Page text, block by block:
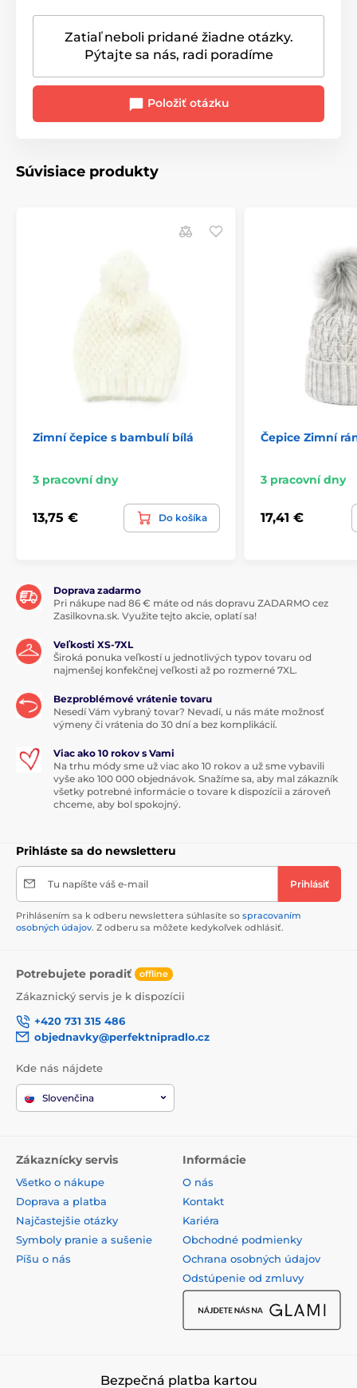
Zatiaľ neboli pridané žiadne otázky.
Pýtajte sa nás, radi poradíme
Položiť otázku
Súvisiace produkty
Zimní čepice s bambulí bílá
3 pracovní dny
13,75 € Do košíka
Čepice Zimní
3 pracovní dny
17,41 €
Doprava zadarmo
Pri nákupe nad 86 € máte od nás dopravu ZADARMO cez
Zasilkovna.sk. Využite tejto akcie, oplatí sa!
Veľkosti XS-7XL
Široká ponuka veľkostí u jednotlivých typov tovaru od
najmenšej konfekčnej veľkosti až po rozmerné 7XL.
Bezproblémové vrátenie tovaru
Nesedí Vám vybraný tovar? Nevadí, u nás máte možnosť
výmeny či vrátenia do 30 dní a bez komplikácií.
Viac ako 10 rokov s Vami
Na trhu módy sme už viac ako 10 rokov a už sme vybavili
vyše ako 100 000 objednávok. Snažíme sa, aby mal zákazník
všetky potrebné informácie o tovare k dispozícii a zároveň
chceme, aby bol spokojný.
Prihláste sa do newsletteru
Tu napíšte váš e-mail Prihlásiť
Prihlásením sa k odberu newslettera súhlasíte so spracovaním
osobných údajov. Z odberu sa môžete kedykoľvek odhlásiť.
Potrebujete poradiť offline
Zákaznický servis je k dispozícii
+420 731 315 486
objednavky@perfektnipradlo.cz
Kde nás nájdete
Slovenčina
Zákaznícky servis
Všetko o nákupe
Doprava a platba
Najčastejšie otázky
Symboly pranie a sušenie
Píšu o nás
Informácie
O nás
Kontakt
Kariéra
Obchodné podmienky
Ochrana osobných údajov
Odstúpenie od zmluvy
Bezpečná platba kartou